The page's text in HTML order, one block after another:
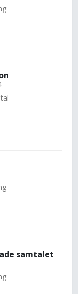
samtalet